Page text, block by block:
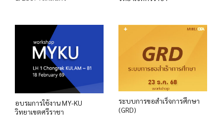
อบรมการใช้งาน MY-KU
วิทยาเขตศรีราชา
ระบบการขอสำเร็จการศึกษา
(GRD)